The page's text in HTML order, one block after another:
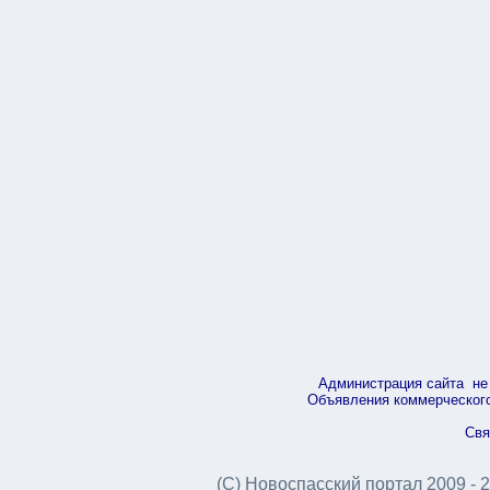
Администрация сайта не
Объявления
(С) Новоспасский портал 2009 -